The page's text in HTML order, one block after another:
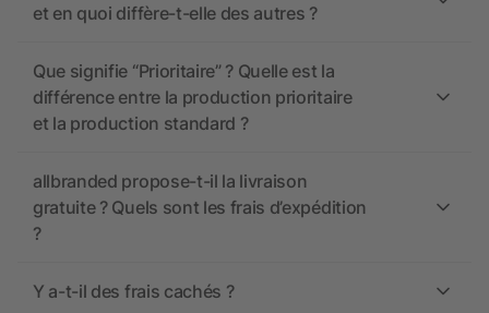
et en quoi diffère-t-elle des autres ?
Que signifie “Prioritaire” ? Quelle est la
différence entre la production prioritaire
et la production standard ?
allbranded propose-t-il la livraison
gratuite ? Quels sont les frais d’expédition
?
Y a-t-il des frais cachés ?